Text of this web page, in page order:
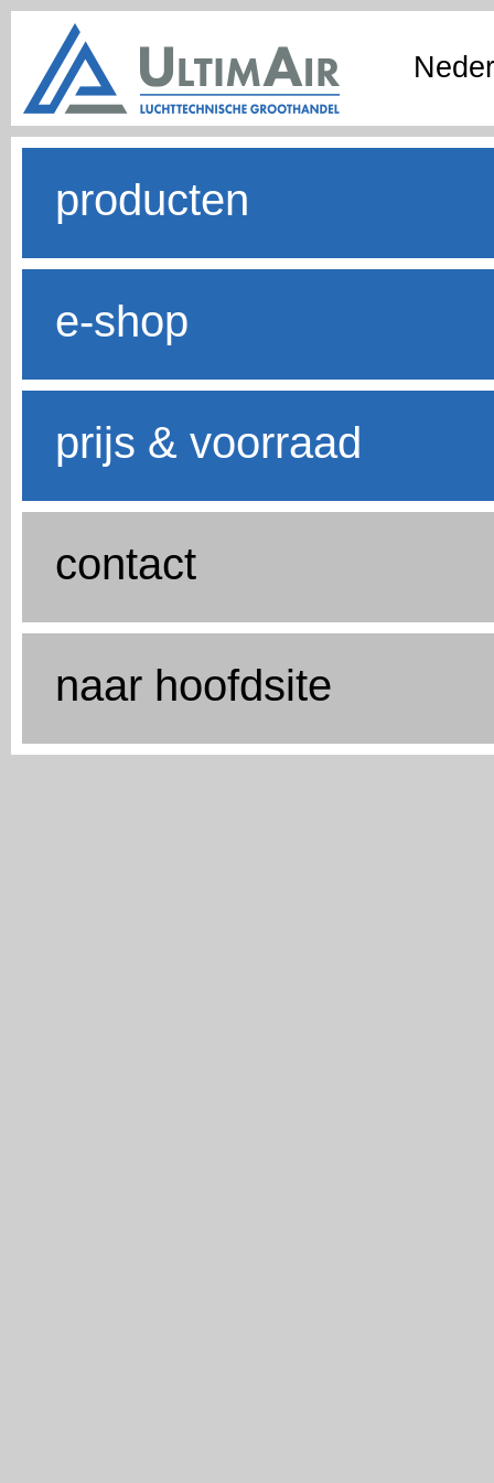
producten
e-shop
prijs & voorraad
contact
naar hoofdsite